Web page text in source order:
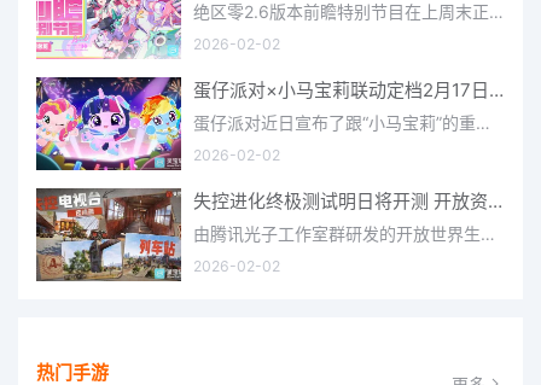
绝区零2.6版本前瞻特别节目在上周末正式播出，官方给玩家们带来了许多关于最新版本的相关资讯和上线时间，不少
2026-02-02
蛋仔派对×小马宝莉联动定档2月17日 联动外观将登场
蛋仔派对近日宣布了跟“小马宝莉”的重磅联动！并且时间定档在了2月17日，此次联动将会上新很多外观，各种小马宝
2026-02-02
失控进化终极测试明日将开测 开放资格预下载已开启
由腾讯光子工作室群研发的开放世界生存进化手游《失控进化》宣布，终极测试将于明日正式开启，目前测试资格预下
2026-02-02
热门手游